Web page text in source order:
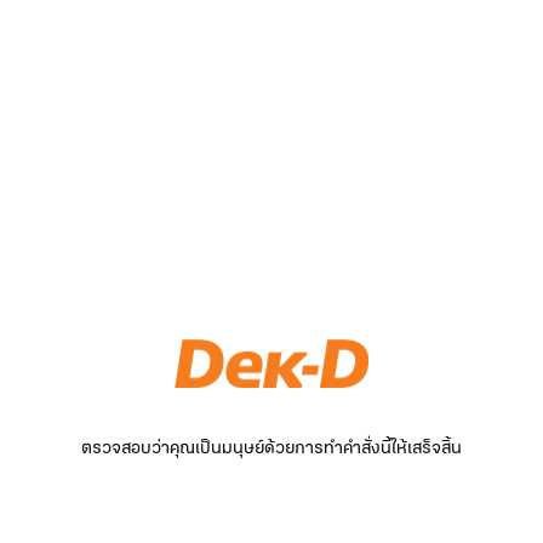
ตรวจสอบว่าคุณเป็นมนุษย์ด้วยการทำคำสั่งนี้ให้เสร็จสิ้น